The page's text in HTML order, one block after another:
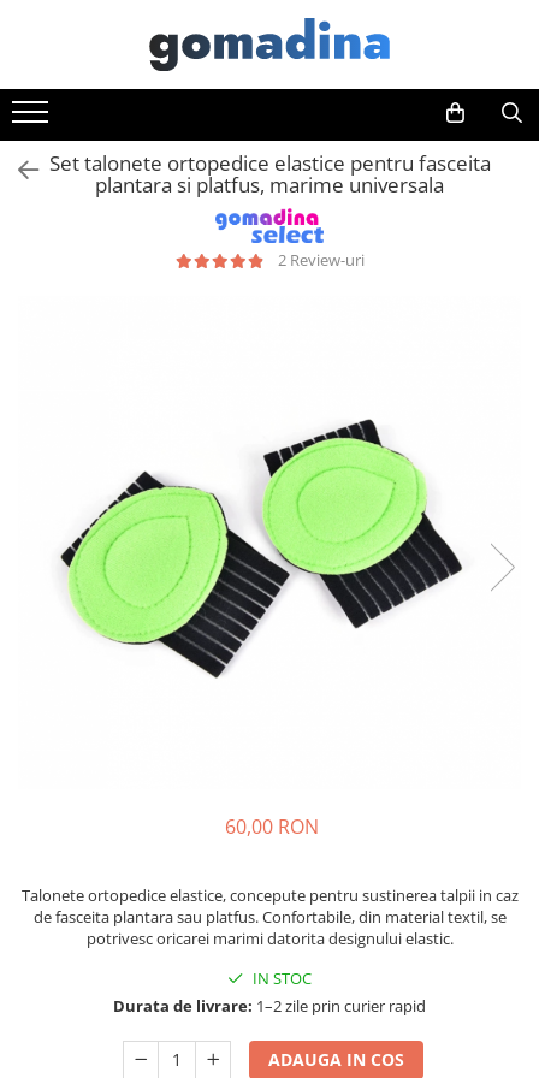
Toate Produsele
Gadgeturi smart
Trackere GPS
Inele smart
Periute dinti
Produse albire si curatare dinti
Fashion
Accesorii pentru cap si par
Accesorii vestimentare
Seturi de bijuterii
TV, Audio-Video & Foto
PC, Periferice & Accesorii IT
Huse telefoane mobile
Componente PC & Software
Set talonete ortopedice elastice pentru fasceita
plantara si platfus, marime universala
2 Review-uri
60,00 RON
Talonete ortopedice elastice, concepute pentru sustinerea talpii in caz
de fasceita plantara sau platfus. Confortabile, din material textil, se
potrivesc oricarei marimi datorita designului elastic.
IN STOC
Durata de livrare: 1–2 zile prin curier rapid
ADAUGA IN COS